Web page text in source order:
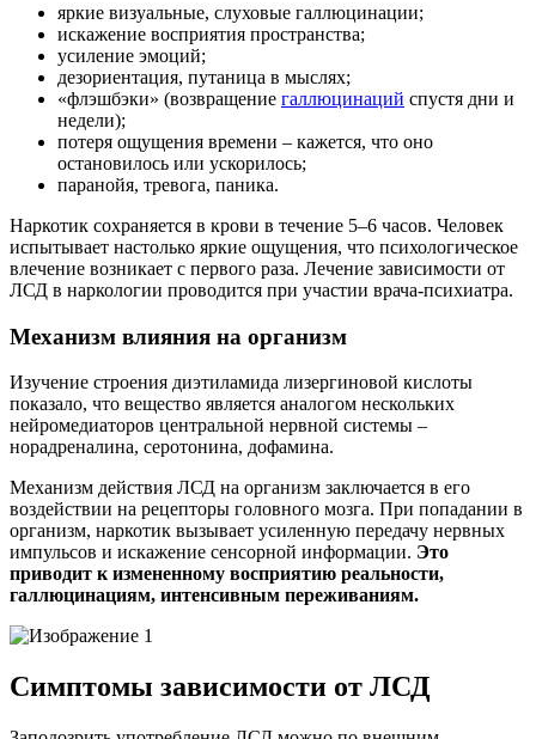
яркие визуальные, слуховые галлюцинации;
искажение восприятия пространства;
усиление эмоций;
дезориентация, путаница в мыслях;
«флэшбэки» (возвращение галлюцинаций спустя дни и
недели);
потеря ощущения времени – кажется, что оно
остановилось или ускорилось;
паранойя, тревога, паника.
Наркотик сохраняется в крови в течение 5–6 часов. Человек
испытывает настолько яркие ощущения, что психологическое
влечение возникает с первого раза. Лечение зависимости от
ЛСД в наркологии проводится при участии врача-психиатра.
Механизм влияния на организм
Изучение строения диэтиламида лизергиновой кислоты
показало, что вещество является аналогом нескольких
нейромедиаторов центральной нервной системы –
норадреналина, серотонина, дофамина.
Механизм действия ЛСД на организм заключается в его
воздействии на рецепторы головного мозга. При попадании в
организм, наркотик вызывает усиленную передачу нервных
импульсов и искажение сенсорной информации. Это
приводит к измененному восприятию реальности,
галлюцинациям, интенсивным переживаниям.
Симптомы зависимости от ЛСД